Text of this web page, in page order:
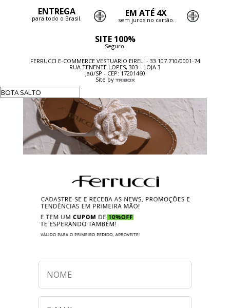
ENTREGA
para todo o Brasil. EM ATÉ 4X
sem juros no cartão.
SITE 100%
Seguro.
FERRUCCI E-COMMERCE VESTUARIO EIRELI - 33.107.710/0001-74
RUA TENENTE LOPES, 303 - LOJA 3
Jaú/SP - CEP: 17201460
Site by